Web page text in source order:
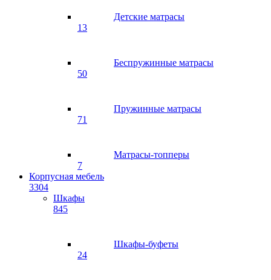
Детские матрасы
13
Беспружинные матрасы
50
Пружинные матрасы
71
Матрасы-топперы
7
Корпусная мебель
3304
Шкафы
845
Шкафы-буфеты
24